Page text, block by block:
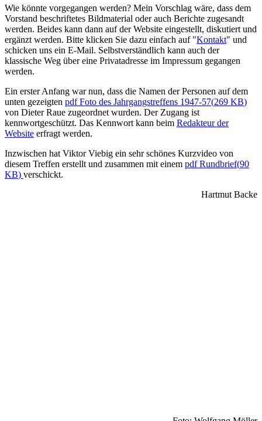
Wie könnte vorgegangen werden? Mein Vorschlag wäre, dass dem
Vorstand beschriftetes Bildmaterial oder auch Berichte zugesandt
werden. Beides kann dann auf der Website eingestellt, diskutiert und
ergänzt werden. Bitte klicken Sie dazu einfach auf "Kontakt" und
schicken uns ein E-Mail. Selbstverständlich kann auch der
klassische Weg über eine Privatadresse im Impressum gegangen
werden.
Ein erster Anfang war nun, dass die Namen der Personen auf dem
unten gezeigten pdfFoto des Jahrgangstreffens 1947-57(269 KB)
von Dieter Raue zugeordnet wurden. Der Zugang ist
kennwortgeschützt. Das Kennwort kann beim Redakteur der
Website erfragt werden.
Inzwischen hat Viktor Viebig ein sehr schönes Kurzvideo von
diesem Treffen erstellt und zusammen mit einem pdfRundbrief(90
KB) verschickt.
Hartmut Backe